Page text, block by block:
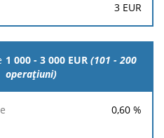
3 EUR
1 000 - 3 000 EUR(101 - 200
operațiuni)
0,60 %